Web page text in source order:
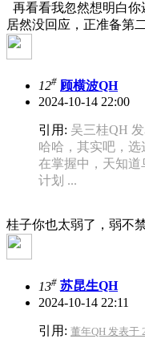
再看看我忽然想明白
居然没回应，正准备第
12# 顾横波QH
2024-10-14 22:00
引用: 吴三桂QH 发
哈哈，其实吧，
在掌握中，天知
计划 ...
桂子你也太弱了，弱不
13# 苏昆生QH
2024-10-14 22:11
引用: 董年QH 发表于